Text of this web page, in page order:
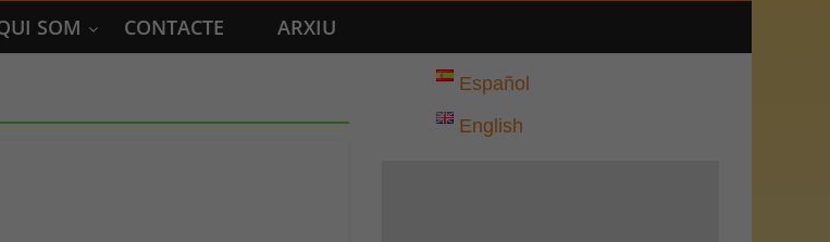
SOM CONTACTE ARXIU
Español
English